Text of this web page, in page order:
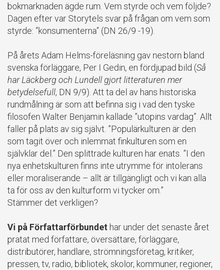
bokmarknaden ägde rum. Vem styrde och vem följde?
Dagen efter var Storytels svar på frågan om vem som
styrde: ”konsumenterna” (DN 26/9 -19).
På årets Adam Helms-föreläsning gav nestorn bland
svenska förläggare, Per I Gedin, en fördjupad bild (Så
har Läckberg och Lundell gjort litteraturen mer
betydelsefull, DN 9/9). Att ta del av hans historiska
rundmålning är som att befinna sig i vad den tyske
filosofen Walter Benjamin kallade ”utopins vardag”. Allt
faller på plats av sig självt. ”Populärkulturen är den
som tagit över och inlemmat finkulturen som en
självklar del.” Den splittrade kulturen har enats. ”I den
nya enhetskulturen finns inte utrymme för intolerans
eller moraliserande – allt är tillgängligt och vi kan alla
ta för oss av den kulturform vi tycker om.”
Stämmer det verkligen?
Vi på Författarförbundet har under det senaste året
pratat med författare, översättare, förläggare,
distributörer, handlare, strömningsföretag, kritiker,
pressen, tv, radio, bibliotek, skolor, kommuner, regioner,